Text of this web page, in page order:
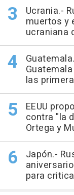
Ucrania.-
muertos y
ucraniana
las
EEUU
contra "la
Ortega y
Japón.-
para